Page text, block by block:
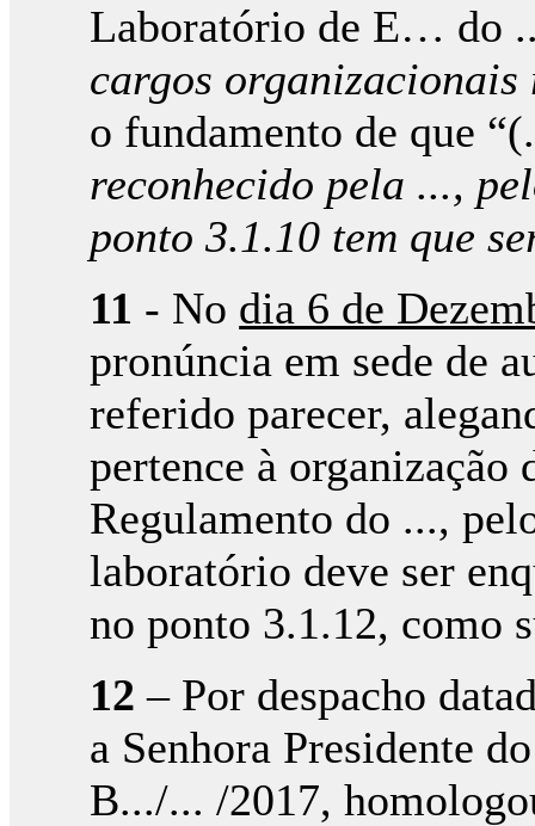
Laboratório de E… do
cargos
o fundamento de que
reconhecido pela ...,
ponto 3.1.10 tem que
11 - No dia 6 de
pronúncia em sede de
referido parecer,
pertence à
Regulamento do ...,
laboratório deve ser
no ponto 3.1.12, como
12 – Por despacho
a Senhora Presidente
B.../... /2017,